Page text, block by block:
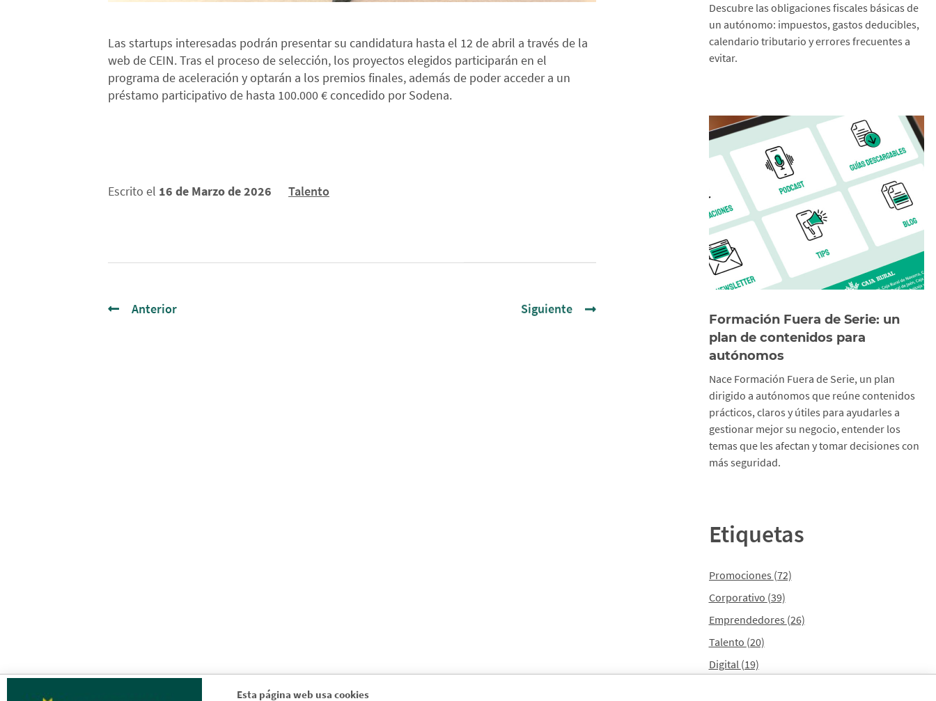
Esta página web usa cookies
Las startups interesadas podrán presentar su candidatura hasta el 12 de abril a través de la
web de CEIN. Tras el proceso de selección, los proyectos elegidos participarán en el
programa de aceleración y optarán a los premios finales, además de poder acceder a un
préstamo participativo de hasta 100.000 € concedido por Sodena.
Escrito el 16 de Marzo de 2026 Talento
Anterior Siguiente
Descubre las obligaciones fiscales básicas de
un autónomo: impuestos, gastos deducibles,
calendario tributario y errores frecuentes a
evitar.
Formación Fuera de Serie: un
plan de contenidos para
autónomos
Nace Formación Fuera de Serie, un plan
dirigido a autónomos que reúne contenidos
prácticos, claros y útiles para ayudarles a
gestionar mejor su negocio, entender los
temas que les afectan y tomar decisiones con
más seguridad.
Etiquetas
Promociones (72)
Corporativo (39)
Emprendedores (26)
Talento (20)
Digital (19)